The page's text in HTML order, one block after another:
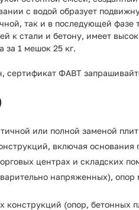
с водой образует
так и в последующей
к стали и бетону, имеет
за 1 мешок 25 кг.
сертификат ФАВТ
или полной заменой
включая основания
центрах и складских
напряженных),
(опор,